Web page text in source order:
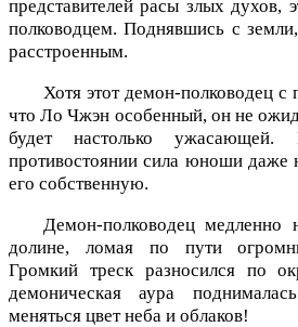
представителей расы злых духов,
полководцем. Поднявшись с
расстроенным.
Хотя этот демон-полководец с
что Ло Чжэн особенный, он не
будет настолько
противостоянии сила юноши даже
его собственную.
Демон-полководец медленно
долине, ломая по пути
Громкий треск разносился по
демоническая аура
меняться цвет неба и облаков!